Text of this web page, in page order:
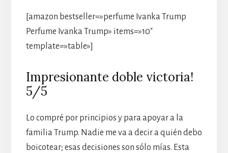
[amazon bestseller=»perfume Ivanka Trump
Perfume Ivanka Trump» items=»10″
template=»table»]
Impresionante doble victoria!
5/5
Lo compré por principios y para apoyar a la
familia Trump. Nadie me va a decir a quién debo
boicotear; esas decisiones son sólo mías. Esta